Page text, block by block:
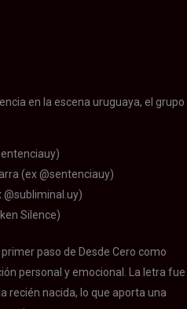
en la escena uruguaya, el grupo
(ex @sentenciauy)
Silence)
paso de Desde Cero como
personal y emocional. La letra fue
recién nacida, lo que aporta una